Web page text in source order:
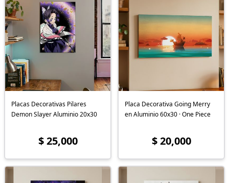
Placas Decorativas Pilares
Demon Slayer Aluminio 20x30
$ 25,000
Placa Decorativa Going Merry
en Aluminio 60x30 · One Piece
$ 20,000